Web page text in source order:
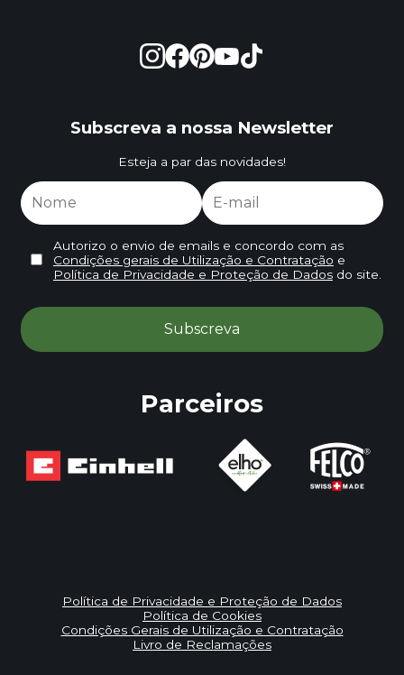
Subscreva a nossa Newsletter
Esteja a par das novidades!
Autorizo o envio de emails e concordo com as
Condições gerais de Utilização e Contratação e
Política de Privacidade e Proteção de Dadosdo site.
Parceiros
Política de Privacidade e Proteção de Dados
Política de Cookies
Condições Gerais de Utilização e Contratação
Livro de Reclamações